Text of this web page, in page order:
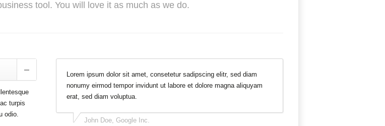
tool. You will love it as much as we do.
turpis
odio.
Lorem ipsum dolor sit amet, consetetur sadipscing elitr, sed diam
nonumy eirmod tempor invidunt ut labore et dolore magna aliquyam
erat, sed diam voluptua.
John Doe, Google Inc.